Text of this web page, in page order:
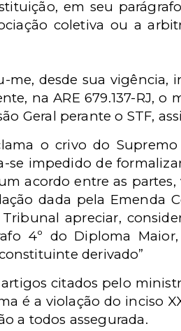
em seu
coletiva ou a
me, desde sua vigência,
na ARE 679.137-RJ,
Geral perante o STF,
o crivo do
se impedido de
acordo entre as partes,
dada pela Emenda
apreciar,
4º do Diploma
derivado”
citados pelo
é a violação do inciso
a todos assegurada.